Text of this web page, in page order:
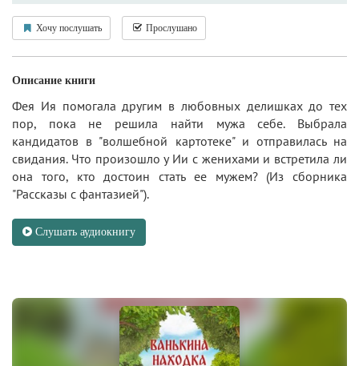
Хочу послушать Прослушано
Описание книги
Фея Ия помогала другим в любовных делишках до тех
пор, пока не решила найти мужа себе. Выбрала
кандидатов в "волшебной картотеке" и отправилась на
свидания. Что произошло у Ии с женихами и встретила ли
она того, кто достоин стать ее мужем? (Из сборника
"Рассказы с фантазией").
Слушать аудиокнигу